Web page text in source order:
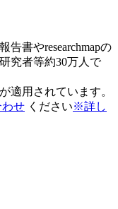
書やresearchmapの
究者等約30万人で
適用されています。
わせ ください※詳し